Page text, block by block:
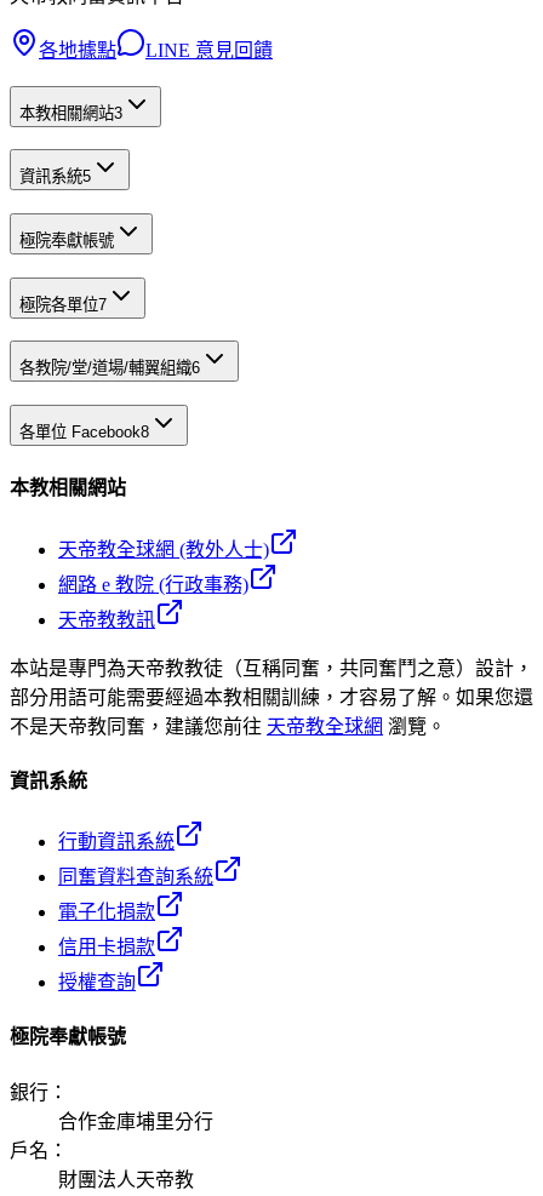
各地據點 LINE 意見回饋
本教相關網站3
資訊系統5
極院奉獻帳號
極院各單位7
各教院/堂/道場/輔翼組織6
各單位 Facebook8
本教相關網站
天帝教全球網 (教外人士)
網路 e 教院 (行政事務)
天帝教教訊
本站是專門為天帝教教徒（互稱同奮，共同奮鬥之意）設計，
部分用語可能需要經過本教相關訓練，才容易了解。如果您還
不是天帝教同奮，建議您前往 天帝教全球網 瀏覽。
資訊系統
行動資訊系統
同奮資料查詢系統
電子化捐款
信用卡捐款
授權查詢
極院奉獻帳號
銀行 ：
合作金庫埔里分行
戶名 ：
財團法人天帝教